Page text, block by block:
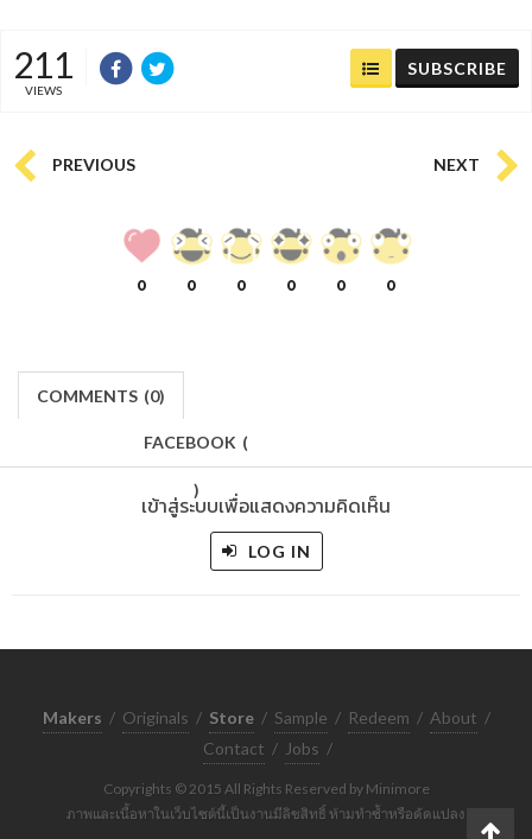
211
VIEWS
SUBSCRIBE
PREVIOUS NEXT
0 0 0 0 0 0
COMMENTS (0)
FACEBOOK (
)
เข้าสู่ระบบเพื่อแสดงความคิดเห็น
LOG IN
Makers / Originals / Store / Sample / Redeem / About /
Contact / Jobs /
Copyrights © 2015 All Rights Reserved by Minimore
ภาพและเนื้อหาในเว็บไซต์นี้เป็นงานมีลิขสิทธิ์ ห้ามทำซ้ำหรือดัดแปลง